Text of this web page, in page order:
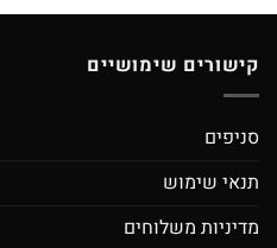
קישורים שימושיים
סניפים
תנאי שימוש
מדיניות משלוחים